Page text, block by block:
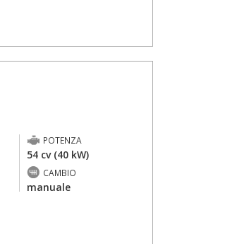
POTENZA
54 cv (40 kW)
CAMBIO
manuale